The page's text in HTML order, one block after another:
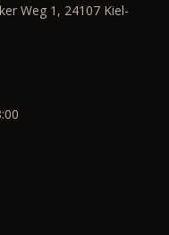
Weg 1, 24107 Kiel-